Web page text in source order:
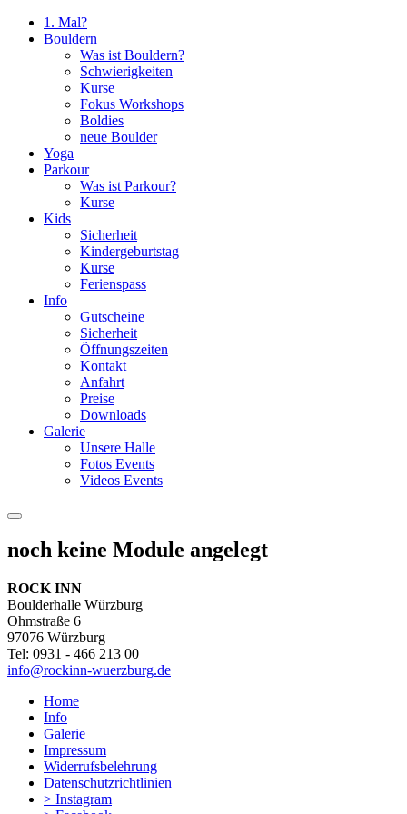
1. Mal?
Bouldern
Was ist Bouldern?
Schwierigkeiten
Kurse
Fokus Workshops
Boldies
neue Boulder
Yoga
Parkour
Was ist Parkour?
Kurse
Kids
Sicherheit
Kindergeburtstag
Kurse
Ferienspass
Info
Gutscheine
Sicherheit
Öffnungszeiten
Kontakt
Anfahrt
Preise
Downloads
Galerie
Unsere Halle
Fotos Events
Videos Events
noch keine Module angelegt
ROCK INN
Boulderhalle Würzburg
Ohmstraße 6
97076 Würzburg
Tel: 0931 - 466 213 00
info@rockinn-wuerzburg.de
Home
Info
Galerie
Impressum
Widerrufsbelehrung
Datenschutzrichtlinien
> Instagram